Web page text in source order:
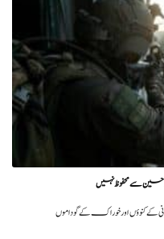
سے محفوظ نہیں
کے کنوؤں اور خوراک کے گوداموں